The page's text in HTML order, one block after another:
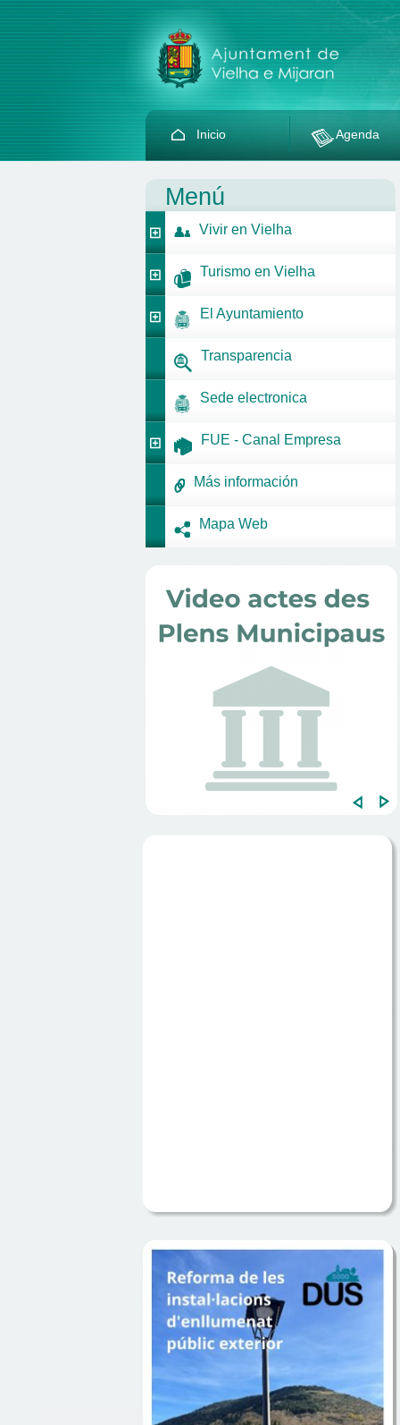
Inicio Agenda
Menú
Vivir en Vielha
Turismo en Vielha
El Ayuntamiento
Transparencia
Sede electronica
FUE - Canal Empresa
Más información
Mapa Web